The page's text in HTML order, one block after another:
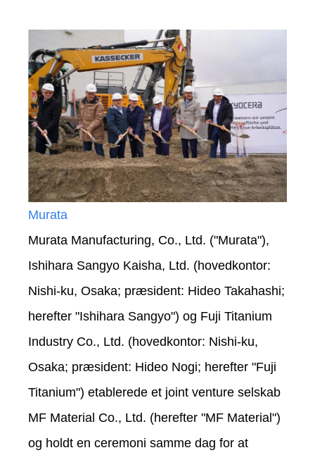
Murata
Murata Manufacturing, Co., Ltd. ("Murata"),
Ishihara Sangyo Kaisha, Ltd. (hovedkontor:
Nishi-ku, Osaka; præsident: Hideo Takahashi;
herefter "Ishihara Sangyo") og Fuji Titanium
Industry Co., Ltd. (hovedkontor: Nishi-ku,
Osaka; præsident: Hideo Nogi; herefter "Fuji
Titanium") etablerede et joint venture selskab
MF Material Co., Ltd. (herefter "MF Material")
og holdt en ceremoni samme dag for at